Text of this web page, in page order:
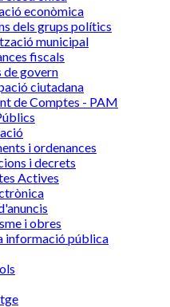
econòmica
dels grups polítics
municipal
fiscals
de govern
ciutadana
de Comptes - PAM
i ordenances
i decrets
Actives
i obres
informació pública